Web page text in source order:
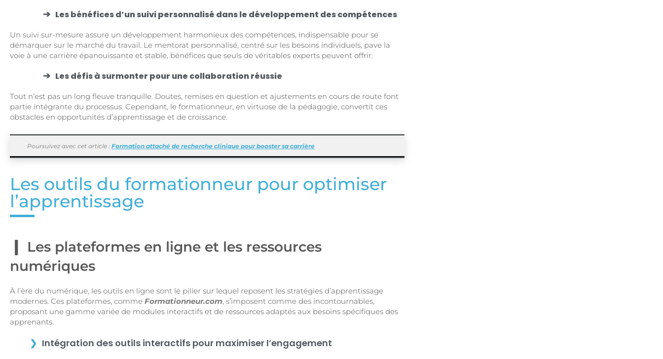
Les bénéfices d’un suivi personnalisé dans le développement des compétences
Un suivi sur-mesure assure un développement harmonieux des compétences, indispensable pour se
démarquer sur le marché du travail. Le mentorat personnalisé, centré sur les besoins individuels, pave la
voie à une carrière épanouissante et stable, bénéfices que seuls de véritables experts peuvent offrir.
Les défis à surmonter pour une collaboration réussie
Tout n’est pas un long fleuve tranquille. Doutes, remises en question et ajustements en cours de route font
partie intégrante du processus. Cependant, le formationneur, en virtuose de la pédagogie, convertit ces
obstacles en opportunités d’apprentissage et de croissance.
Poursuivez avec cet article : Formation attaché de recherche clinique pour booster sa carrière
Les outils du formationneur pour optimiser
l’apprentissage
Les plateformes en ligne et les ressources
numériques
À l’ère du numérique, les outils en ligne sont le pilier sur lequel reposent les stratégies d’apprentissage
modernes. Ces plateformes, comme Formationneur.com, s’imposent comme des incontournables,
proposant une gamme variée de modules interactifs et de ressources adaptés aux besoins spécifiques des
apprenants.
Intégration des outils interactifs pour maximiser l’engagement